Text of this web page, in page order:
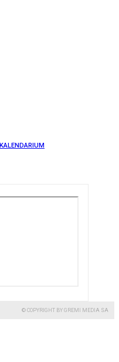
KALENDARIUM
© COPYRIGHT BY GREMI MEDIA SA